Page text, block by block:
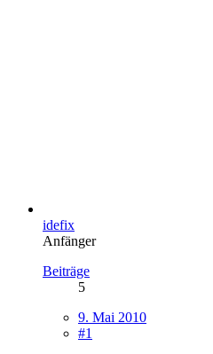
idefix
Anfänger
Beiträge
5
9. Mai 2010
#1